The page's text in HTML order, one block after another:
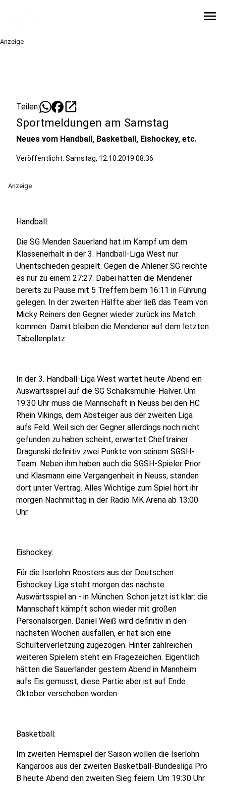
menu
Anzeige
Teilen: open_in_new
Sportmeldungen am Samstag
Neues vom Handball, Basketball, Eishockey, etc.
Veröffentlicht: Samstag, 12.10.2019 08:36
Anzeige
Handball:
Die SG Menden Sauerland hat im Kampf um dem
Klassenerhalt in der 3. Handball-Liga West nur
Unentschieden gespielt. Gegen die Ahlener SG reichte
es nur zu einem 27:27. Dabei hatten die Mendener
bereits zu Pause mit 5 Treffern beim 16:11 in Führung
gelegen. In der zweiten Hälfte aber ließ das Team von
Micky Reiners den Gegner wieder zurück ins Match
kommen. Damit bleiben die Mendener auf dem letzten
Tabellenplatz.
In der 3. Handball-Liga West wartet heute Abend ein
Auswärtsspiel auf die SG Schalksmühle-Halver. Um
19:30 Uhr muss die Mannschaft in Neuss bei den HC
Rhein Vikings, dem Absteiger aus der zweiten Liga
aufs Feld. Weil sich der Gegner allerdings noch nicht
gefunden zu haben scheint, erwartet Cheftrainer
Dragunski definitiv zwei Punkte von seinem SGSH-
Team. Neben ihm haben auch die SGSH-Spieler Prior
und Klasmann eine Vergangenheit in Neuss, standen
dort unter Vertrag. Alles Wichtige zum Spiel hört ihr
morgen Nachmittag in der Radio MK Arena ab 13:00
Uhr.
Eishockey:
Für die Iserlohn Roosters aus der Deutschen
Eishockey Liga steht morgen das nächste
Auswärtsspiel an - in München. Schon jetzt ist klar: die
Mannschaft kämpft schon wieder mit großen
Personalsorgen. Daniel Weiß wird definitiv in den
nächsten Wochen ausfallen, er hat sich eine
Schulterverletzung zugezogen. Hinter zahlreichen
weiteren Spielern steht ein Fragezeichen. Eigentlich
hätten die Sauerländer gestern Abend in Mannheim
aufs Eis gemusst, diese Partie aber ist auf Ende
Oktober verschoben worden.
Basketball:
Im zweiten Heimspiel der Saison wollen die Iserlohn
Kangaroos aus der zweiten Basketball-Bundesliga Pro
B heute Abend den zweiten Sieg feiern. Um 19:30 Uhr